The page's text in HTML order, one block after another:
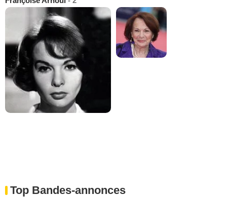
Top Bandes-annonces